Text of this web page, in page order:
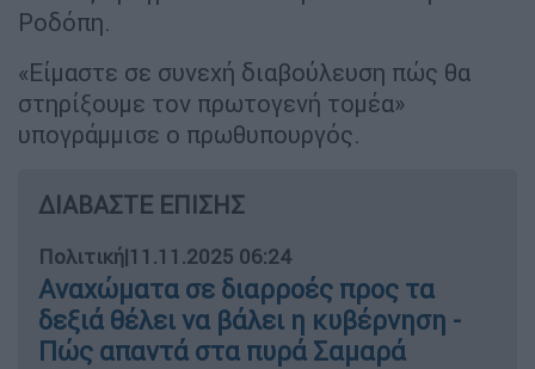
Ροδόπη.
«Είμαστε σε συνεχή διαβούλευση πώς θα
στηρίξουμε τον πρωτογενή τομέα»
υπογράμμισε ο πρωθυπουργός.
ΔΙΑΒΑΣΤΕ ΕΠΙΣΗΣ
Πολιτική|11.11.2025 06:24
Αναχώματα σε διαρροές προς τα
δεξιά θέλει να βάλει η κυβέρνηση -
Πώς απαντά στα πυρά Σαμαρά